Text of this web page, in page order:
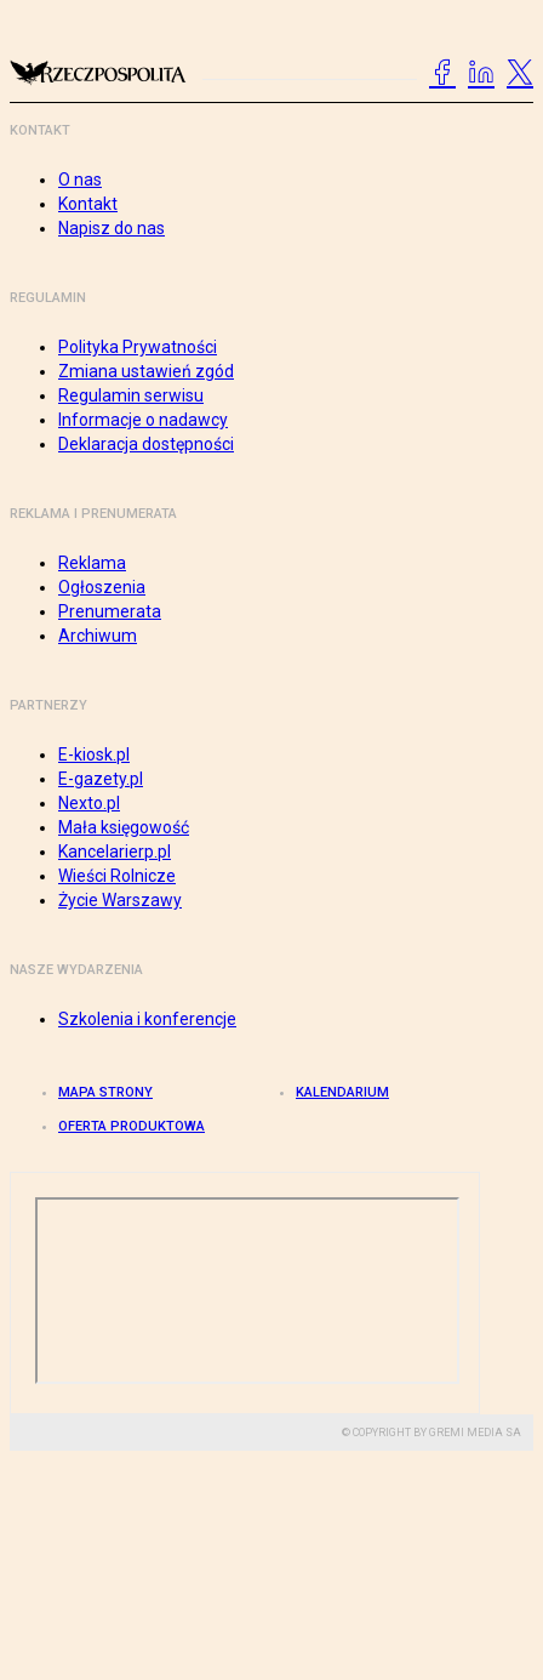
KONTAKT
O nas
Kontakt
Napisz do nas
REGULAMIN
Polityka Prywatności
Zmiana ustawień zgód
Regulamin serwisu
Informacje o nadawcy
Deklaracja dostępności
REKLAMA I PRENUMERATA
Reklama
Ogłoszenia
Prenumerata
Archiwum
PARTNERZY
E-kiosk.pl
E-gazety.pl
Nexto.pl
Mała księgowość
Kancelarierp.pl
Wieści Rolnicze
Życie Warszawy
NASZE WYDARZENIA
Szkolenia i konferencje
MAPA STRONY KALENDARIUM
OFERTA PRODUKTOWA
© COPYRIGHT BY GREMI MEDIA SA